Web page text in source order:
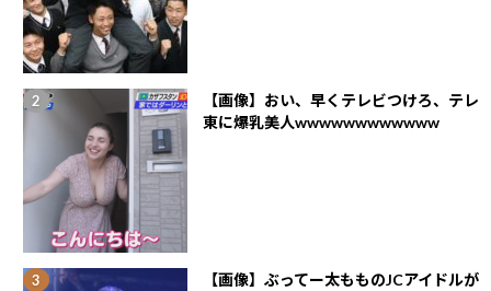
【画像】おい、早くテレビつけろ、テレ
東に爆乳美人wwwwwwwwwwww
【画像】ぶってー太もものJCアイドルが